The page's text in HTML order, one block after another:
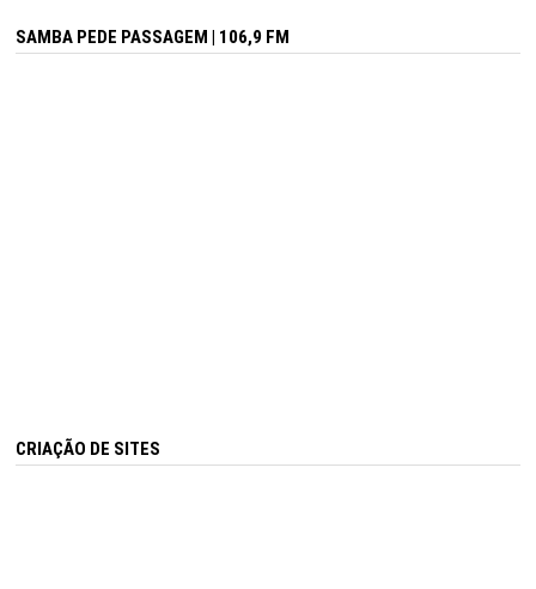
SAMBA PEDE PASSAGEM | 106,9 FM
CRIAÇÃO DE SITES